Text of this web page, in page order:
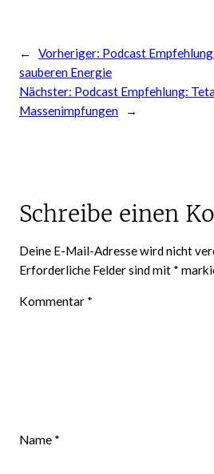
← Vorheriger: Podcast
sauberen Energie
Nächster: Podcast Empfehlung:
Massenimpfungen
→
Schreibe einen
Deine E-Mail-Adresse wird nicht
Erforderliche Felder sind mit *
Kommentar *
Name *